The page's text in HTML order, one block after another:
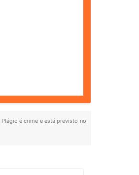
é crime e está previsto no